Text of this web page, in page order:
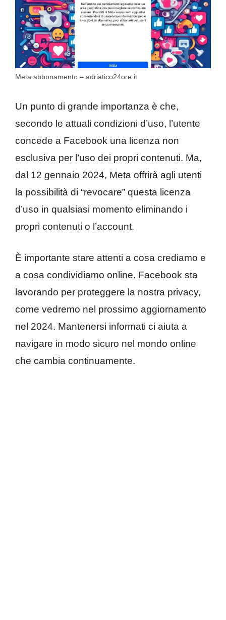
Meta abbonamento – adriatico24ore.it
Un punto di grande importanza è che,
secondo le attuali condizioni d’uso, l’utente
concede a Facebook una licenza non
esclusiva per l’uso dei propri contenuti. Ma,
dal 12 gennaio 2024, Meta offrirà agli utenti
la possibilità di “revocare” questa licenza
d’uso in qualsiasi momento eliminando i
propri contenuti o l’account.
È importante stare attenti a cosa crediamo e
a cosa condividiamo online. Facebook sta
lavorando per proteggere la nostra privacy,
come vedremo nel prossimo aggiornamento
nel 2024. Mantenersi informati ci aiuta a
navigare in modo sicuro nel mondo online
che cambia continuamente.